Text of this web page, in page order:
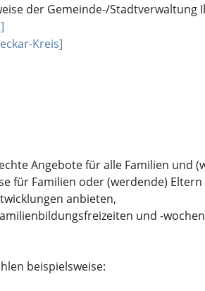
der Gemeinde-/Stadtverwaltung
Kreis]
Angebote für alle Familien und
für Familien oder (werdende)
anbieten,
und -
beispielsweise: